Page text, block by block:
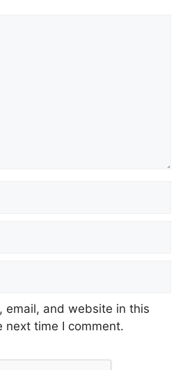
email, and website in this
next time I comment.